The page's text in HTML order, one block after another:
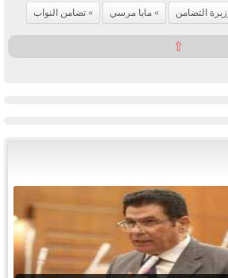
التضامن مايا مرسي تضامن النواب
⇧